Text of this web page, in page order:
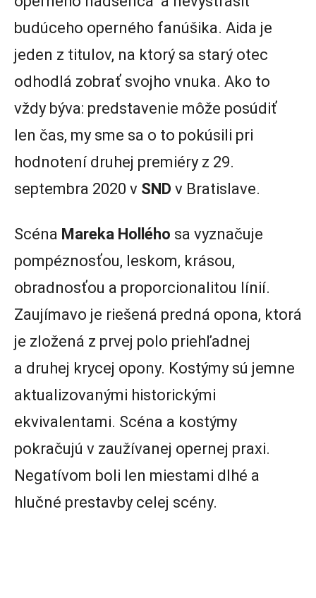
budúceho operného fanúšika. Aida je
jeden z titulov, na ktorý sa starý otec
odhodlá zobrať svojho vnuka. Ako to
vždy býva: predstavenie môže posúdiť
len čas, my sme sa o to pokúsili pri
hodnotení druhej premiéry z 29.
septembra 2020 v SND v Bratislave.
Scéna Mareka Hollého sa vyznačuje
pompéznosťou, leskom, krásou,
obradnosťou a proporcionalitou línií.
Zaujímavo je riešená predná opona, ktorá
je zložená z prvej polo priehľadnej
a druhej krycej opony. Kostýmy sú jemne
aktualizovanými historickými
ekvivalentami. Scéna a kostýmy
pokračujú v zaužívanej opernej praxi.
Negatívom boli len miestami dlhé a
hlučné prestavby celej scény.